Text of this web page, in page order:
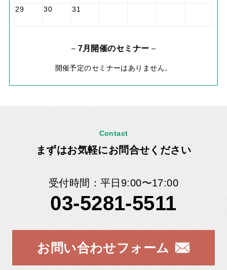
29 30 31
7月開催のセミナー
開催予定のセミナーはありません。
Contact
まずはお気軽にお問合せください
受付時間：平日9:00〜17:00
03-5281-5511
お問い合わせフォーム